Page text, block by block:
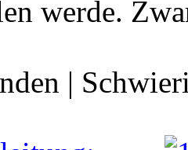
werde.
|